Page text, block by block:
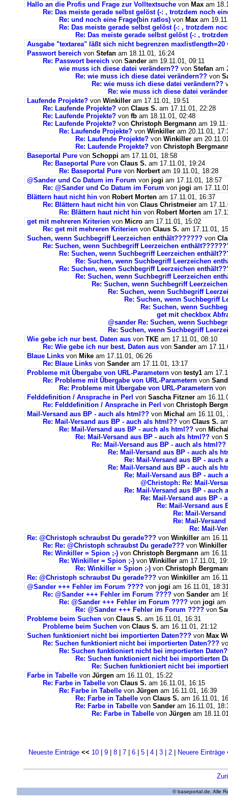
Hallo an die Profis und Frage zur Volltextsuche von Max am
Re: Das meiste gerade selbst gelöst (-: , trotzdem noch
Re: und noch eine Frage(bin ratlos) von Max am
Re: Das meiste gerade selbst gelöst (-: , trotzdem
Re: Das meiste gerade selbst gelöst (-: ,
Ausgabe "textarea" läßt sich nicht begrenzen maxlistlength=20
Passwort bereich von Stefan am 18.11.01, 16:24
Re: Passwort bereich von Sander am 19.11.01, 09:11
wie muss ich diese datei verändern?? von Stefan am
Re: wie muss ich diese datei verändern?? von
Re: wie muss ich diese datei verändern??
Re: wie muss ich diese datei
Laufende Projekte? von Winkiller am 17.11.01, 19:51
Re: Laufende Projekte? von Claus S. am 17.11.01, 22:28
Re: Laufende Projekte? von fb am 18.11.01, 02:48
Re: Laufende Projekte? von Christoph Bergmann am
Re: Laufende Projekte? von Winkiller am 20.11.01,
Re: Laufende Projekte? von Winkiller am
Re: Laufende Projekte? von Christoph
Baseportal Pure von Schoppi am 17.11.01, 18:58
Re: Baseportal Pure von Claus S. am 17.11.01, 19:24
Re: Baseportal Pure von Norbertam 19.11.01, 18:28
@Sander und Co Datum im Forum von jogi am 17.11.01, 18:57
Re: @Sander und Co Datum im Forum von jogi am
Blättern haut nicht hin von Robert Morten am 17.11.01, 16:37
Re: Blättern haut nicht hin von Claus Christmeier am
Re: Blättern haut nicht hin von Robert Morten am
get mit mehreren Kriterien von Micro am 17.11.01, 15:02
Re: get mit mehreren Kriterien von Claus S. am 17.11.01,
Suchen, wenn Suchbegriff Leerzeichen enthält??????? von
Re: Suchen, wenn Suchbegriff Leerzeichen
Re: Suchen, wenn Suchbegriff Leerzeichen
Re: Suchen, wenn Suchbegriff Leerzeichen
Re: Suchen, wenn Suchbegriff Leerzeichen
Re: Suchen, wenn Suchbegriff Leerzeichen
Re: Suchen, wenn Suchbegriff
Re: Suchen, wenn Suchbegriff
Re: Suchen, wenn Suchbegriff
Re: Suchen, wenn
get mit checkbox
@sander Re: Suchen, wenn
Re: Suchen, wenn Suchbegriff
Wie gebe ich nur best. Daten aus von TKE am 17.11.01, 08:10
Re: Wie gebe ich nur best. Daten aus von Sander am
Blaue Links von Mike am 17.11.01, 06:26
Re: Blaue Links von Sander am 17.11.01, 13:17
Probleme mit Übergabe von URL-Parametern von testy1 am
Re: Probleme mit Übergabe von URL-Parametern von
Re: Probleme mit Übergabe von URL-Parametern von
Felddefinition / Ansprache in Perl von Sascha Fitzner am
Re: Felddefinition / Ansprache in Perl von Christoph
Mail-Versand aus BP - auch als html?? von Michal am 16.11.01,
Re: Mail-Versand aus BP - auch als html?? von Claus S.
Re: Mail-Versand aus BP - auch als html?? von
Re: Mail-Versand aus BP - auch als html?? von
Re: Mail-Versand aus BP - auch als html??
Re: Mail-Versand aus BP - auch als
Re: Mail-Versand aus BP - auch
Re: Mail-Versand aus BP - auch als
Re: Mail-Versand aus BP - auch
@Christoph: Re: Mail-
Re: Mail-Versand aus BP - auch
Re: Mail-Versand aus BP -
Re: Mail-Versand aus
Re: Mail-
Re: Mail-
Re: Mail-
Re: @Christoph schraubst Du gerade??? von Winkiller am
Re: Re: @Christoph schraubst Du gerade??? von Winkiller
Re: Winkiller = Spion ;-) von Christoph Bergmann am
Re: Winkiller = Spion ;-) von Winkiller am 17.11.01,
Re: Winkiller = Spion ;-) von Christoph
Re: @Christoph schraubst Du gerade??? von Winkiller am
@Sander +++ Fehler im Forum ???? von jogi am 16.11.01,
Re: @Sander +++ Fehler im Forum ???? von Sander am
Re: @Sander +++ Fehler im Forum ???? von jogi am
Re: @Sander +++ Fehler im Forum ???? von
Probleme beim Suchen von Claus S. am 16.11.01, 16:31
Probleme beim Suchen von Claus S. am 16.11.01, 21:12
Suchen funktioniert nicht bei importierten Daten??? von Max
Re: Suchen funktioniert nicht bei importierten Daten???
Re: Suchen funktioniert nicht bei importierten
Re: Suchen funktioniert nicht bei importierten
Re: Suchen funktioniert nicht bei
Farbe in Tabelle von Jürgen am 16.11.01, 15:22
Re: Farbe in Tabelle von Claus S. am 16.11.01, 16:15
Re: Farbe in Tabelle von Jürgen am 16.11.01, 16:39
Re: Farbe in Tabelle von Claus S. am 16.11.01,
Re: Farbe in Tabelle von Sander am 16.11.01,
Re: Farbe in Tabelle von Jürgen am
Neueste Einträge << 10 9 8 7 6 5 4 3 2 Neuere Einträge
© baseportal.de. Alle